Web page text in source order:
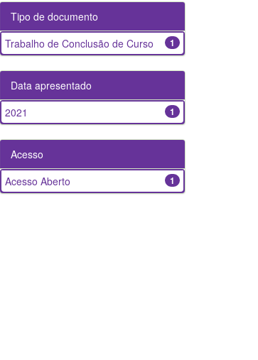
Tipo de documento
1
Trabalho de Conclusão de Curso
Data apresentado
1
2021
Acesso
1
Acesso Aberto